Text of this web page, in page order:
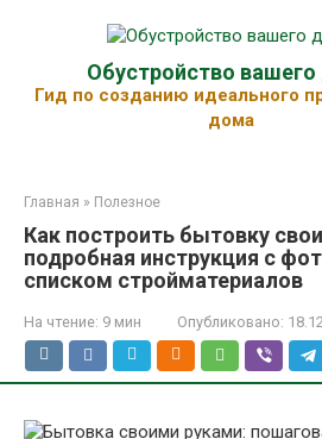
Обустройство
Гид по созданию идеального
дома
Главная » Полезное
Как построить бытовку
подробная инструкция с
списком стройматериалов
На чтение: 9 мин Опубликовано: